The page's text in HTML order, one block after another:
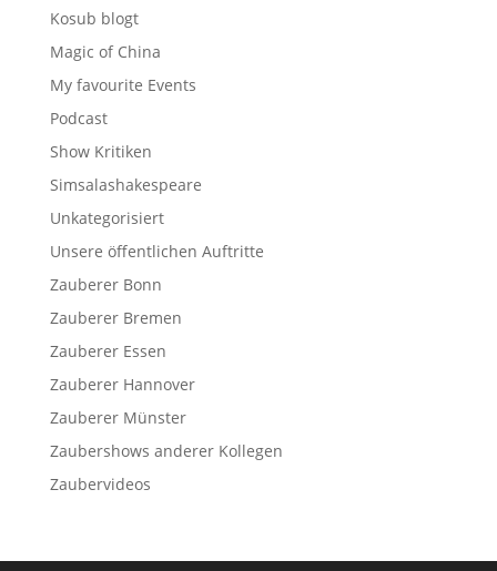
Kosub blogt
Magic of China
My favourite Events
Podcast
Show Kritiken
Simsalashakespeare
Unkategorisiert
Unsere öffentlichen Auftritte
Zauberer Bonn
Zauberer Bremen
Zauberer Essen
Zauberer Hannover
Zauberer Münster
Zaubershows anderer Kollegen
Zaubervideos